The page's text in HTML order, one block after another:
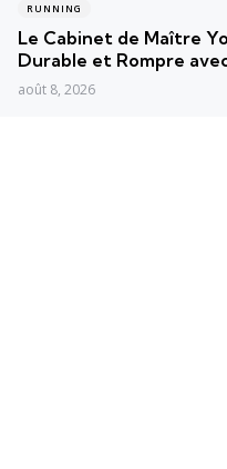
RUNNING
Le Cabinet de Maître
Durable et Rompre
août 8, 2026